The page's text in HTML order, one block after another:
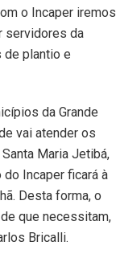
o Incaper iremos
servidores da
de plantio e
da Grande
vai atender os
Maria Jetibá,
do Incaper ficará à
Desta forma, o
que necessitam,
Bricalli.